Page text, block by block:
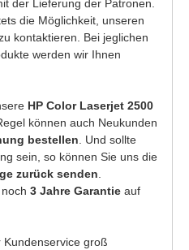
der Lieferung der Patronen.
die Möglichkeit, unseren
kontaktieren. Bei jeglichen
werden wir Ihnen
HP Color Laserjet 2500
können auch Neukunden
bestellen . Und sollte
sein, so können Sie uns die
zurück senden
3 Jahre Garantie auf
groß